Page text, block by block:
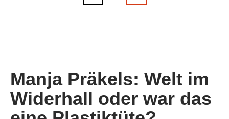
Manja Präkels: Welt im
Widerhall oder war das